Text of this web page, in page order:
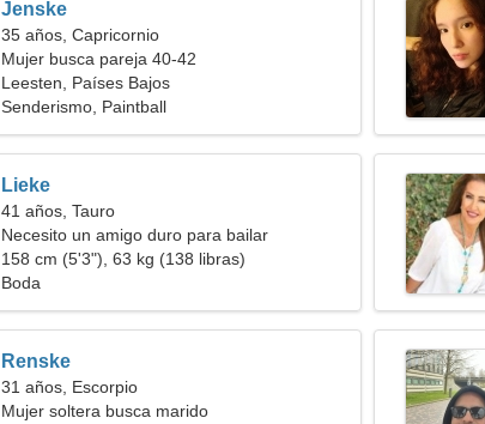
Jenske
35 años, Capricornio
Mujer busca pareja 40-42
Leesten, Países Bajos
Senderismo, Paintball
Lieke
41 años, Tauro
Necesito un amigo duro para bailar
158 cm (5'3"), 63 kg (138 libras)
Boda
Renske
31 años, Escorpio
Mujer soltera busca marido